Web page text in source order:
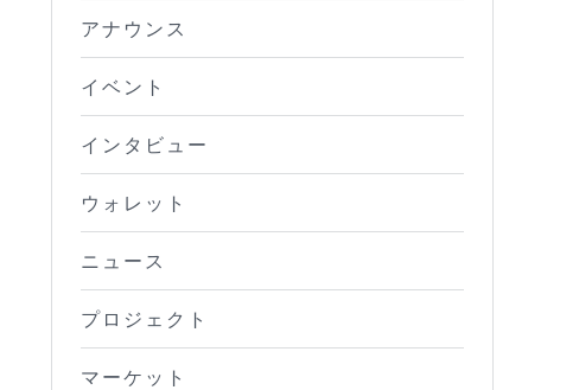
アナウンス
イベント
インタビュー
ウォレット
ニュース
プロジェクト
マーケット